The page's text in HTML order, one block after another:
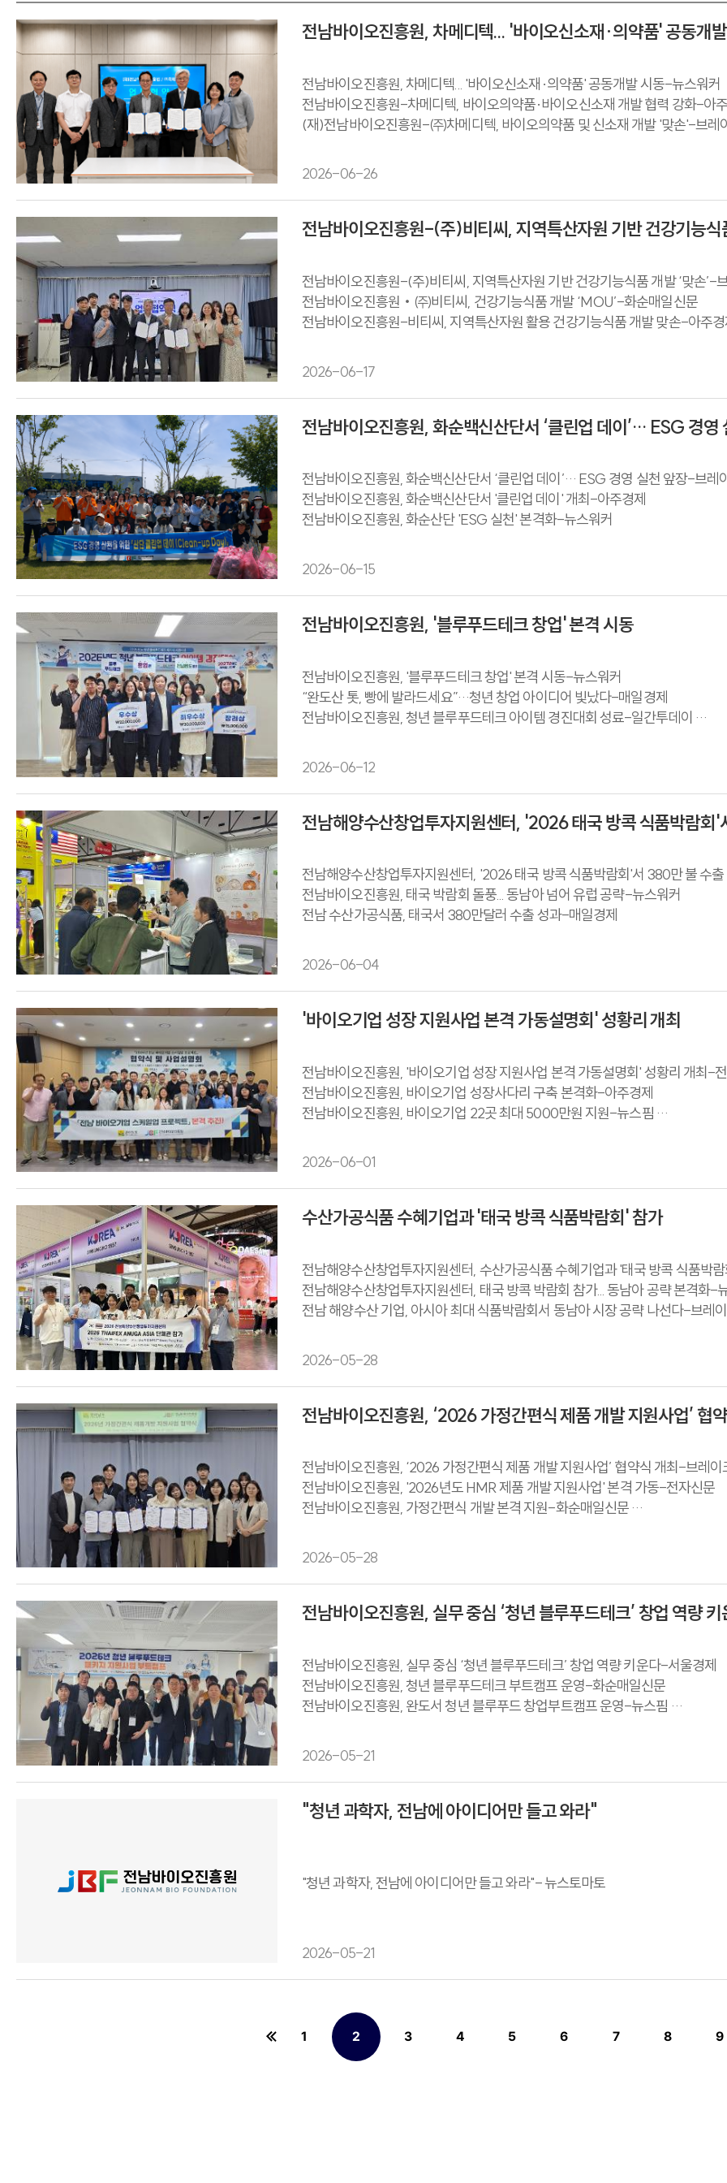
전남바이오진흥원, 차메디텍... '바이오신소재·의약품' 공동개
전남바이오진흥원, 차메디텍... '바이오신소재·의약품' 공동개발 시동-뉴스워커
전남바이오진흥원-차메디텍, 바이오의약품·바이오신소재 개발 협력 강화-아
(재)전남바이오진흥원-㈜차메디텍, 바이오의약품 및 신소재 개발 '맞손'-브레
2026-06-26
전남바이오진흥원-(주)비티씨, 지역특산자원 기반 건강기능식
전남바이오진흥원-(주)비티씨, 지역특산자원 기반 건강기능식품 개발 ‘맞손’-
전남바이오진흥원‧㈜비티씨, 건강기능식품 개발 ‘MOU’-화순매일신문
전남바이오진흥원-비티씨, 지역특산자원 활용 건강기능식품 개발 맞손-아주경
2026-06-17
전남바이오진흥원, 화순백신산단서 ‘클린업 데이’… ESG 경영
전남바이오진흥원, 화순백신산단서 ‘클린업 데이’… ESG 경영 실천 앞장-브레
전남바이오진흥원, 화순백신산단서 '클린업 데이' 개최-아주경제
전남바이오진흥원, 화순산단 'ESG 실천' 본격화-뉴스워커
2026-06-15
전남바이오진흥원, '블루푸드테크 창업' 본격 시동
전남바이오진흥원, '블루푸드테크 창업' 본격 시동-뉴스워커
“완도산 톳, 빵에 발라드세요”…청년 창업 아이디어 빛났다-매일경제
전남바이오진흥원, 청년 블루푸드테크 아이템 경진대회 성료-일간투데이
전남바이오진흥원, ‘2026 청년 블루푸드테크 아이템 경진대회’ 성료-브레이크뉴
2026-06-12
전남해양수산창업투자지원센터, '2026 태국 방콕 식품박람회'
전남해양수산창업투자지원센터, '2026 태국 방콕 식품박람회'서 380만 불 수
전남바이오진흥원, 태국 박람회 돌풍... 동남아 넘어 유럽 공략-뉴스워커
전남 수산가공식품, 태국서 380만달러 수출 성과-매일경제
2026-06-04
'바이오기업 성장 지원사업 본격 가동설명회' 성황리 개최
전남바이오진흥원, '바이오기업 성장 지원사업 본격 가동설명회' 성황리 개최-
전남바이오진흥원, 바이오기업 성장사다리 구축 본격화-아주경제
전남바이오진흥원, 바이오기업 22곳 최대 5000만원 지원-뉴스핌
전남바이오진흥원, 바이오기업 22곳 '스케일업' 본격 시동-뉴스워커
‘바이오기업 성장’ 전남도, 22곳 스케일업 지원-전남타임스
2026-06-01
수산가공식품 수혜기업과 '태국 방콕 식품박람회' 참가
전남해양수산창업투자지원센터, 수산가공식품 수혜기업과 '태국 방콕 식품박
전남해양수산창업투자지원센터, 태국 방콕 박람회 참가... 동남아 공략 본격화-
전남 해양수산 기업, 아시아 최대 식품박람회서 동남아 시장 공략 나선다-브레
2026-05-28
전남바이오진흥원, ‘2026 가정간편식 제품 개발 지원사업’ 협
전남바이오진흥원, ‘2026 가정간편식 제품 개발 지원사업’ 협약식 개최-브레
전남바이오진흥원, '2026년도 HMR 제품 개발 지원사업' 본격 가동-전자신문
전남바이오진흥원, 가정간편식 개발 본격 지원-화순매일신문
2026-05-28
전남바이오진흥원, 실무 중심 ‘청년 블루푸드테크’ 창업 역량 키
전남바이오진흥원, 실무 중심 ‘청년 블루푸드테크’ 창업 역량 키운다-서울경제
전남바이오진흥원, 청년 블루푸드테크 부트캠프 운영-화순매일신문
전남바이오진흥원, 완도서 청년 블루푸드 창업부트캠프 운영-뉴스핌
전남바이오진흥원, '블루푸드테크' 청년 창업 키운다-뉴스워커
2026-05-21
"청년 과학자, 전남에 아이디어만 들고 와라"
"청년 과학자, 전남에 아이디어만 들고 와라"- 뉴스토마토
2026-05-21
1
페이지 열린
2
페이지
3
페이지
4
페이지
5
페이지
6
페이지
7
페이지
8
페이지
9